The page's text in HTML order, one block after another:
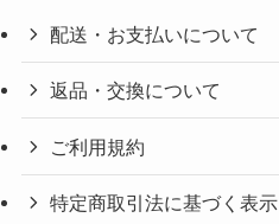
配送・お支払いについて
返品・交換について
ご利用規約
特定商取引法に基づく表示